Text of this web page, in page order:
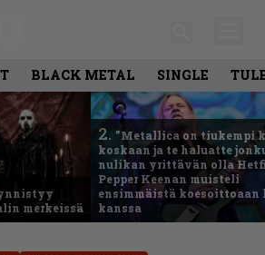
BLACK METAL SINGLE
merkeissä
2. ”Metallica on tiukempi
koskaan ja te haluatte
nulikan yrittävän olla
Pepper Keenan muisteli
ensimmäistä
kanssa